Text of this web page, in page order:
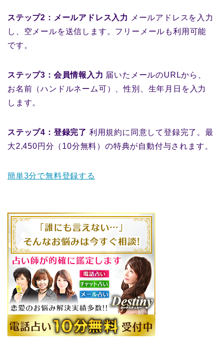
ステップ2：メールアドレス入力 メールアドレスを入力
し、空メールを送信します。フリーメールも利用可能
です。
ステップ3：会員情報入力 届いたメールのURLから、
お名前（ハンドルネーム可）、性別、生年月日を入力
します。
ステップ4：登録完了 利用規約に同意して登録完了。最
大2,450円分（10分無料）の特典が自動付与されます。
簡単3分で無料登録する